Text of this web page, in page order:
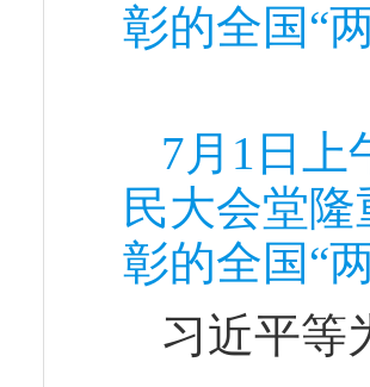
彰的全国“
7月1日上
民大会堂
彰的全国“
习近平等